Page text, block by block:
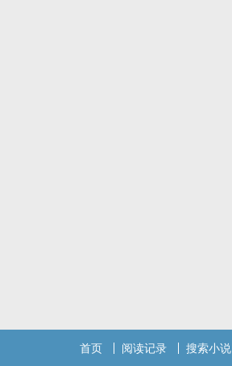
首页 阅读记录 搜索小说